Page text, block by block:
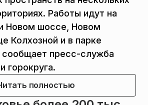
Работы идут на
Новом шоссе, Новом
Колхозной и в парке
сообщает пресс-служба
горокруга.
полностью